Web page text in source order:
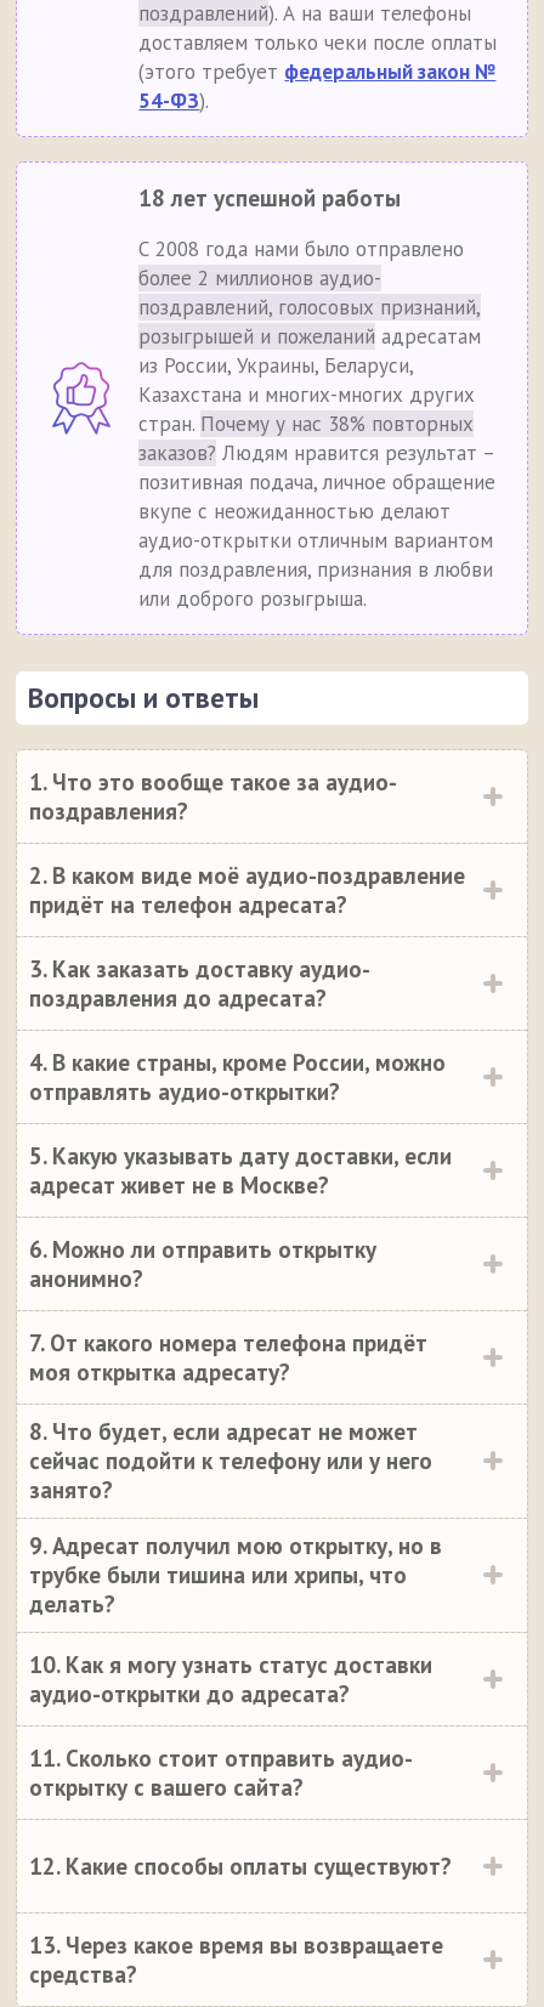
поздравлений). А на ваши телефоны
доставляем только чеки после оплаты
(этого требует федеральный закон №
54-ФЗ).
18 лет успешной работы
С 2008 года нами было отправлено
более 2 миллионов аудио-
поздравлений, голосовых признаний,
розыгрышей и пожеланий адресатам
из России, Украины, Беларуси,
Казахстана и многих-многих других
стран. Почему у нас 38% повторных
заказов? Людям нравится результат –
позитивная подача, личное обращение
вкупе с неожиданностью делают
аудио-открытки отличным вариантом
для поздравления, признания в любви
или доброго розыгрыша.
Вопросы и ответы
1. Что это вообще такое за аудио-
поздравления?
2. В каком виде моё аудио-поздравление
придёт на телефон адресата?
3. Как заказать доставку аудио-
поздравления до адресата?
4. В какие страны, кроме России, можно
отправлять аудио-открытки?
5. Какую указывать дату доставки, если
адресат живет не в Москве?
6. Можно ли отправить открытку
анонимно?
7. От какого номера телефона придёт
моя открытка адресату?
8. Что будет, если адресат не может
сейчас подойти к телефону или у него
занято?
9. Адресат получил мою открытку, но в
трубке были тишина или хрипы, что
делать?
10. Как я могу узнать статус доставки
аудио-открытки до адресата?
11. Сколько стоит отправить аудио-
открытку с вашего сайта?
12. Какие способы оплаты существуют?
13. Через какое время вы возвращаете
средства?